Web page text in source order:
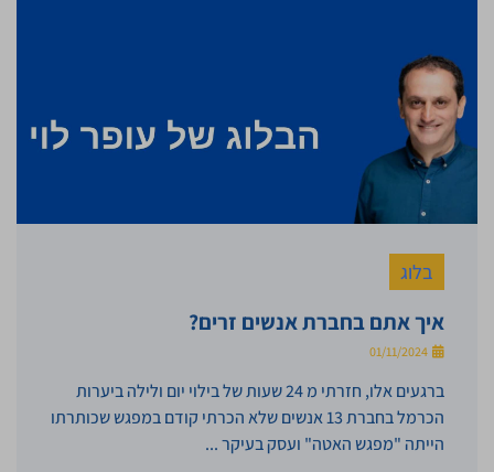
בלוג
איך אתם בחברת אנשים זרים?
ברגעים אלו, חזרתי מ 24 שעות של בילוי יום ולילה ביערות
הכרמל בחברת 13 אנשים שלא הכרתי קודם במפגש שכותרתו
הייתה "מפגש האטה" ועסק בעיקר ...